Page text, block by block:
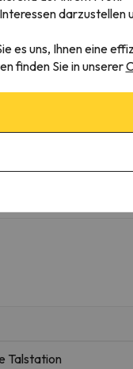
buchen.
Nachricht über den
Talstation
darzustellen
es uns, Ihnen eine
finden Sie in unserer